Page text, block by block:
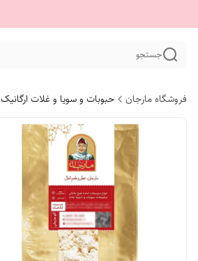
جستجو
فروشگاه مارجان حبوبات و سویا و غلات ارگانیک